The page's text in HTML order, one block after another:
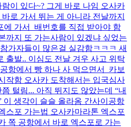
이 있다~? 그게 바로 나임 오사카
로 가서 뛰는 게 아니라 전날까지
에 가서 배번호를 직접 받아야 함
까지 또 가는사람이 있겠냐 싶었는
가자들이 많은걸 실감함ㅋㅋㅋ 새
출발.. 이심도 전날 겨우 사고 위탁
항에서 빵 하나 사 먹으면서 카보
작함 오사카 도착해서는 입국심사
털림... 아직 뛰지도 않았는데 “내
이 생각이 슬슬 올라옴 간사이공항
스포 가는법 오사카마라톤 엑스포
쪽 공항에서 바로 엑스포로 가는